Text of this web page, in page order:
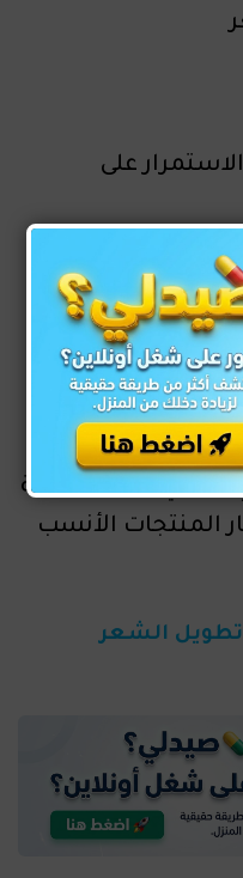
على
وترطيب مستمر،
مع الوقت
اللي تناسب
الشعر محتاج
لطبيب جلدية
المنتجات الأنسب
الشعر